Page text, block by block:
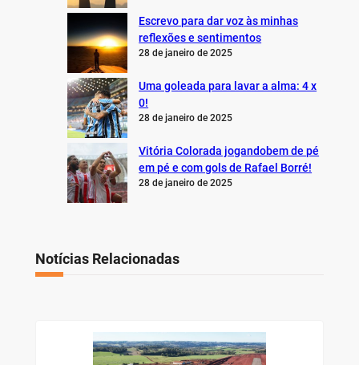
Escrevo para dar voz às minhas
reflexões e sentimentos
28 de janeiro de 2025
Uma goleada para lavar a alma: 4 x
0!
28 de janeiro de 2025
Vitória Colorada jogandobem de pé
em pé e com gols de Rafael Borré!
28 de janeiro de 2025
Notícias Relacionadas